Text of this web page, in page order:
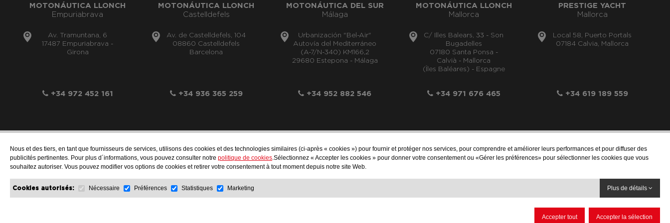
Nous et des tiers, en tant que fournisseurs de services, utilisons des cookies et des technologies similaires (ci-après « cookies ») pour fournir et protéger nos services, pour comprendre et améliorer leurs performances et pour diffuser des
publicités pertinentes. Pour plus d´informations, vous pouvez consulter notre politique de cookies.Sélectionnez « Accepter les cookies » pour donner votre consentement ou «Gérer les préférences» pour sélectionner les cookies que vous
souhaitez autoriser. Vous pouvez modifier vos options de cookies et retirer votre consentement à tout moment depuis notre site Web.
Cookies autorisés: Nécessaire Préférences Statistiques Marketing Plus de détails
Accepter tout Accepter la sélection
MOTONÁUTICA LLONCH
Empuriabrava
Av. Tramuntana, 6
17487 Empuriabrava -
Girona
+34 972 452 161
MOTONÁUTICA LLONCH
Castelldefels
Av. de Castelldefels, 104
08860 Castelldefels
Barcelona
+34 936 365 259
MOTONÁUTICA DEL SUR
Málaga
Urbanización "Bel-Air"
Autovía del Mediterráneo
(A-7/N-340) KM166,2
29680 Estepona - Málaga
+34 952 882 546
MOTONÁUTICA LLONCH
Mallorca
C/ Illes Balears, 33 - Son
Bugadelles
07180 Santa Ponsa -
Calvià - Mallorca
(Îles Baléares) - Espagne
+34 971 676 465
PRESTIGE YACHT
Mallorca
Local 58, Puerto Portals
07184 Calvia, Mallorca
+34 619 189 559
info@motonauticallonch.com